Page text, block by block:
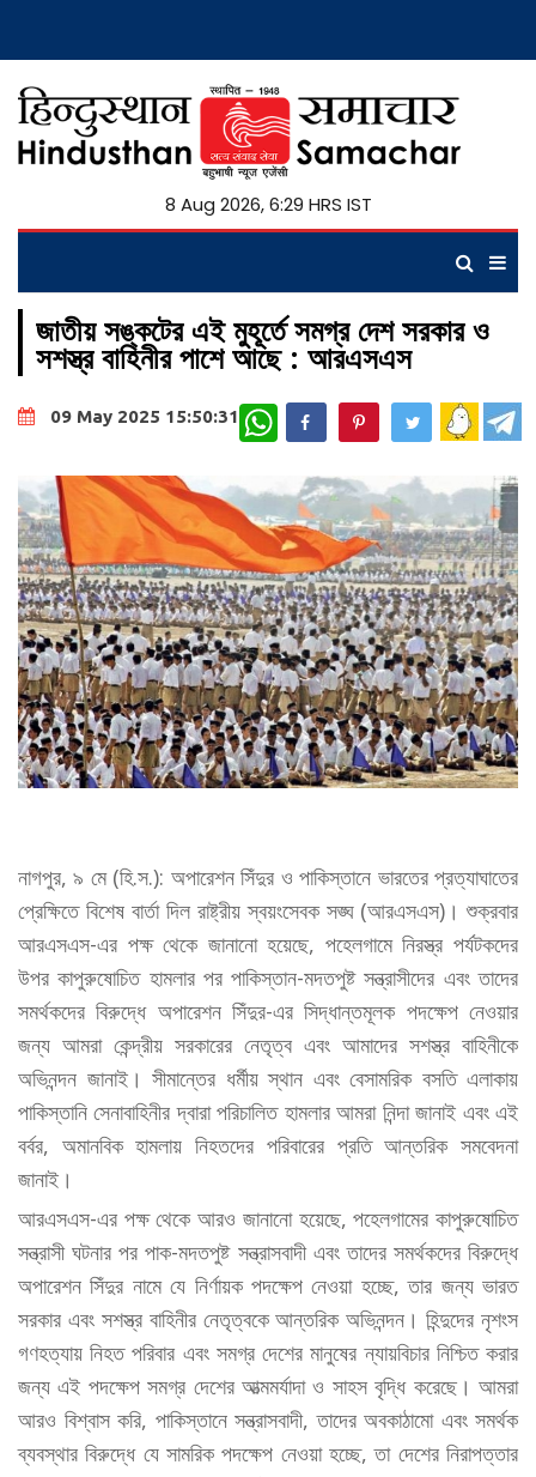
8 Aug 2026, 6:29 HRS IST
জাতীয় সঙ্কটের এই মুহূর্তে সমগ্র দেশ সরকার ও
সশস্ত্র বাহিনীর পাশে আছে : আরএসএস
09 May 2025 15:50:31 WhatsApp
নাগপুর, ৯ মে (হি.স.): অপারেশন সিঁদুর ও পাকিস্তানে ভারতের প্রত্যাঘাতের
প্রেক্ষিতে বিশেষ বার্তা দিল রাষ্ট্রীয় স্বয়ংসেবক সঙ্ঘ (আরএসএস)। শুক্রবার
আরএসএস-এর পক্ষ থেকে জানানো হয়েছে, পহেলগামে নিরস্ত্র পর্যটকদের
উপর কাপুরুষোচিত হামলার পর পাকিস্তান-মদতপুষ্ট সন্ত্রাসীদের এবং তাদের
সমর্থকদের বিরুদ্ধে অপারেশন সিঁদুর-এর সিদ্ধান্তমূলক পদক্ষেপ নেওয়ার
জন্য আমরা কেন্দ্রীয় সরকারের নেতৃত্ব এবং আমাদের সশস্ত্র বাহিনীকে
অভিনন্দন জানাই। সীমান্তের ধর্মীয় স্থান এবং বেসামরিক বসতি এলাকায়
পাকিস্তানি সেনাবাহিনীর দ্বারা পরিচালিত হামলার আমরা নিন্দা জানাই এবং এই
বর্বর, অমানবিক হামলায় নিহতদের পরিবারের প্রতি আন্তরিক সমবেদনা
জানাই।
আরএসএস-এর পক্ষ থেকে আরও জানানো হয়েছে, পহেলগামের কাপুরুষোচিত
সন্ত্রাসী ঘটনার পর পাক-মদতপুষ্ট সন্ত্রাসবাদী এবং তাদের সমর্থকদের বিরুদ্ধে
অপারেশন সিঁদুর নামে যে নির্ণায়ক পদক্ষেপ নেওয়া হচ্ছে, তার জন্য ভারত
সরকার এবং সশস্ত্র বাহিনীর নেতৃত্বকে আন্তরিক অভিনন্দন। হিন্দুদের নৃশংস
গণহত্যায় নিহত পরিবার এবং সমগ্র দেশের মানুষের ন্যায়বিচার নিশ্চিত করার
জন্য এই পদক্ষেপ সমগ্র দেশের আত্মমর্যাদা ও সাহস বৃদ্ধি করেছে। আমরা
আরও বিশ্বাস করি, পাকিস্তানে সন্ত্রাসবাদী, তাদের অবকাঠামো এবং সমর্থক
ব্যবস্থার বিরুদ্ধে যে সামরিক পদক্ষেপ নেওয়া হচ্ছে, তা দেশের নিরাপত্তার